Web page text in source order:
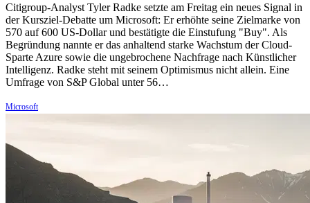
Citigroup-Analyst Tyler Radke setzte am Freitag ein neues Signal in
der Kursziel-Debatte um Microsoft: Er erhöhte seine Zielmarke von
570 auf 600 US-Dollar und bestätigte die Einstufung "Buy". Als
Begründung nannte er das anhaltend starke Wachstum der Cloud-
Sparte Azure sowie die ungebrochene Nachfrage nach Künstlicher
Intelligenz. Radke steht mit seinem Optimismus nicht allein. Eine
Umfrage von S&P Global unter 56…
Microsoft